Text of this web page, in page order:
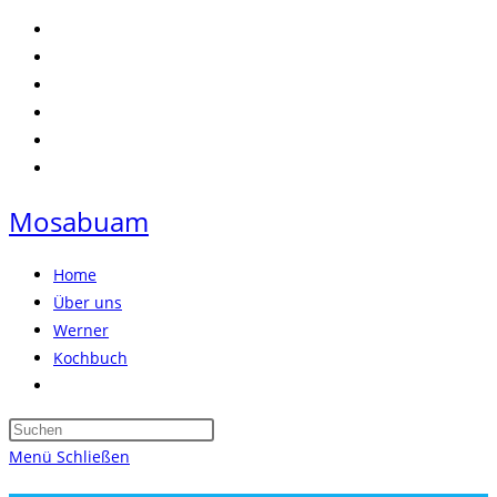
Zum
Inhalt
springen
Mosabuam
Home
Über uns
Werner
Kochbuch
umschalten
Press
Menü Schließen